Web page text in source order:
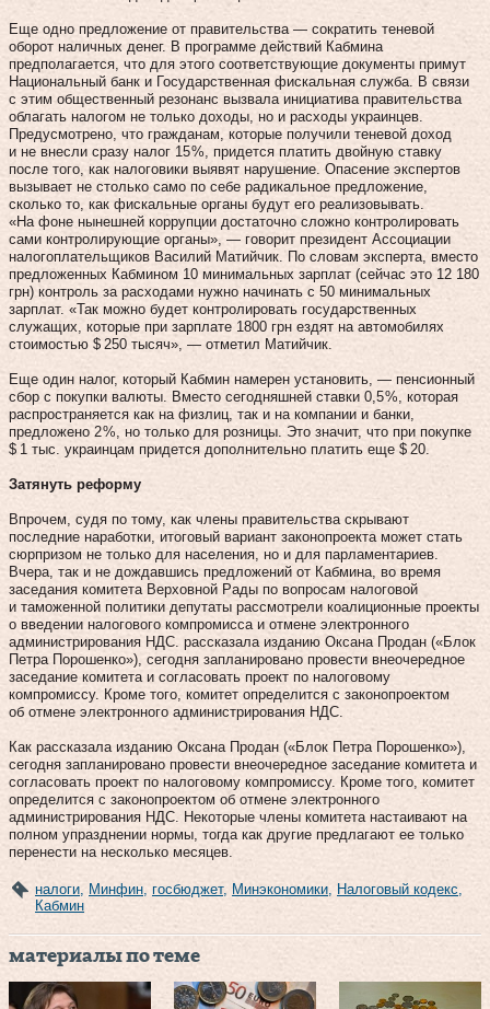
Еще одно предложение от правительства — сократить теневой
оборот наличных денег. В программе действий Кабмина
предполагается, что для этого соответствующие документы примут
Национальный банк и Государственная фискальная служба. В связи
с этим общественный резонанс вызвала инициатива правительства
облагать налогом не только доходы, но и расходы украинцев.
Предусмотрено, что гражданам, которые получили теневой доход
и не внесли сразу налог 15 %, придется платить двойную ставку
после того, как налоговики выявят нарушение. Опасение экспертов
вызывает не столько само по себе радикальное предложение,
сколько то, как фискальные органы будут его реализовывать.
«На фоне нынешней коррупции достаточно сложно контролировать
сами контролирующие органы», — говорит президент Ассоциации
налогоплательщиков Василий Матийчик. По словам эксперта, вместо
предложенных Кабмином 10 минимальных зарплат (сейчас это 12 180
грн) контроль за расходами нужно начинать с 50 минимальных
зарплат. «Так можно будет контролировать государственных
служащих, которые при зарплате 1800 грн ездят на автомобилях
стоимостью $ 250 тысяч», — отметил Матийчик.
Еще один налог, который Кабмин намерен установить, — пенсионный
сбор с покупки валюты. Вместо сегодняшней ставки 0,5 %, которая
распространяется как на физлиц, так и на компании и банки,
предложено 2 %, но только для розницы. Это значит, что при покупке
$ 1 тыс. украинцам придется дополнительно платить еще $ 20.
Затянуть реформу
Впрочем, судя по тому, как члены правительства скрывают
последние наработки, итоговый вариант законопроекта может стать
сюрпризом не только для населения, но и для парламентариев.
Вчера, так и не дождавшись предложений от Кабмина, во время
заседания комитета Верховной Рады по вопросам налоговой
и таможенной политики депутаты рассмотрели коалиционные проекты
о введении налогового компромисса и отмене электронного
администрирования НДС. рассказала изданию Оксана Продан («Блок
Петра Порошенко»), сегодня запланировано провести внеочередное
заседание комитета и согласовать проект по налоговому
компромиссу. Кроме того, комитет определится с законопроектом
об отмене электронного администрирования НДС.
Как рассказала изданию Оксана Продан («Блок Петра Порошенко»),
сегодня запланировано провести внеочередное заседание комитета и
согласовать проект по налоговому компромиссу. Кроме того, комитет
определится с законопроектом об отмене электронного
администрирования НДС. Некоторые члены комитета настаивают на
полном упразднении нормы, тогда как другие предлагают ее только
перенести на несколько месяцев.
налоги Минфин госбюджет, Минэкономики Налоговый кодекс
Кабмин
материалы по теме